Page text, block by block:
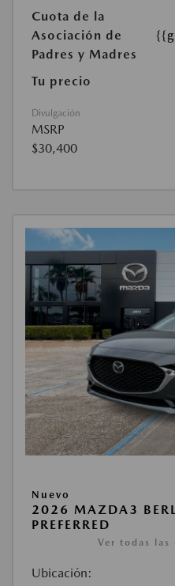
Cuota de la
Asociación de
Padres y Madres
Tu precio
Divulgación
MSRP
$30,400
Nuevo
2026 MAZDA3
PREFERRED
Ver todas las
Ubicación: